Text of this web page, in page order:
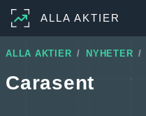
ALLA AKTIER
ALLA AKTIER NYHETER
Carasent